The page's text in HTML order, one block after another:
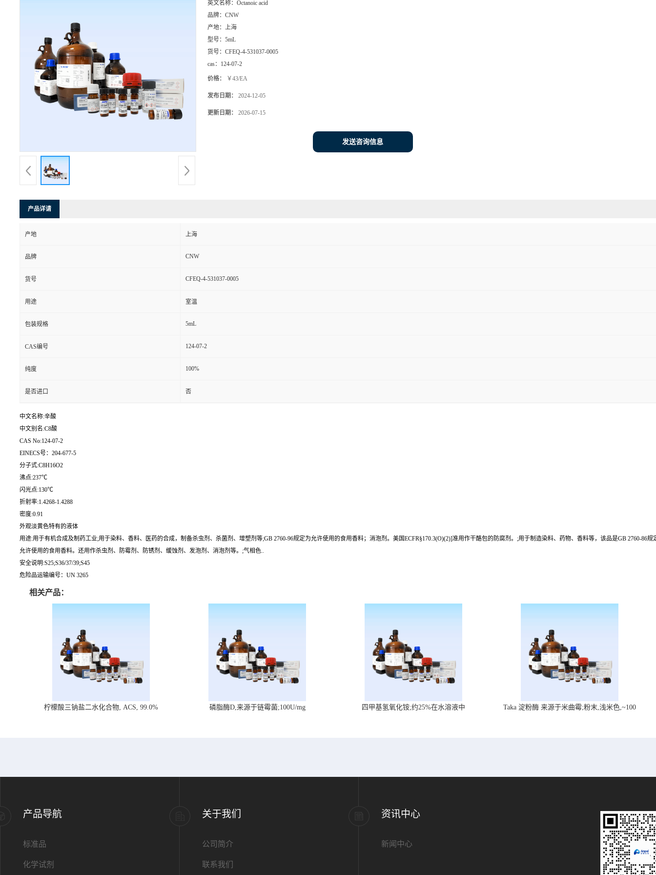
英文名称： Octanoic acid
品牌： CNW
产地： 上海
型号： 5mL
货号： CFEQ-4-531037-0005
cas： 124-07-2
价格： ￥43/EA
发布日期： 2024-12-05
更新日期： 2026-07-15
发送咨询信息
产品详请
产地 上海
品牌 CNW
货号 CFEQ-4-531037-0005
用途 室温
包装规格 5mL
CAS编号 124-07-2
纯度 100%
是否进口 否
中文名称:辛酸
中文别名:C8酸
CAS No:124-07-2
EINECS号：204-677-5
分子式:C8H16O2
沸点:237℃
闪光点:130℃
折射率:1.4268-1.4288
密度:0.91
外观淡黄色特有的液体
用途:用于有机合成及制药工业;用于染料、香料、医药的合成，制备杀虫剂、杀菌剂、增塑剂等;GB 2760-96规定为允许使用的食用香料；消泡剂。美国ECFR§170.3(O)(2)]准用作干酪包的防腐剂。;用于制造染料、药物、香料等，该品是GB 2760-86规
允许使用的食用香料。还用作杀虫剂、防霉剂、防锈剂、缓蚀剂、发泡剂、消泡剂等。;气相色..
安全说明:S25;S36/37/39;S45
危险品运输编号：UN 3265
相关产品：
柠檬酸三钠盐二水化合物, ACS, 99.0% 磷脂酶D,来源于链霉菌;100U/mg 四甲基氢氧化铵;约25%在水溶液中
Taka 淀粉酶 来源于米曲霉;粉末,浅米色,~100
产品导航
标准品
化学试剂
关于我们
公司简介
联系我们
资讯中心
新闻中心